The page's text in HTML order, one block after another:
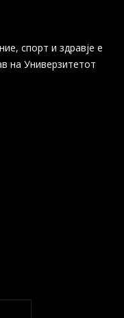
спорт и здравје е
на Универзитетот